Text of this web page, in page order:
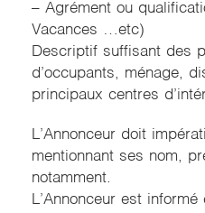
– Agrément ou
Vacances …etc)
Descriptif suffisant des
d’occupants, ménage,
principaux centres
L’Annonceur doit
mentionnant ses nom,
notamment.
L’Annonceur est